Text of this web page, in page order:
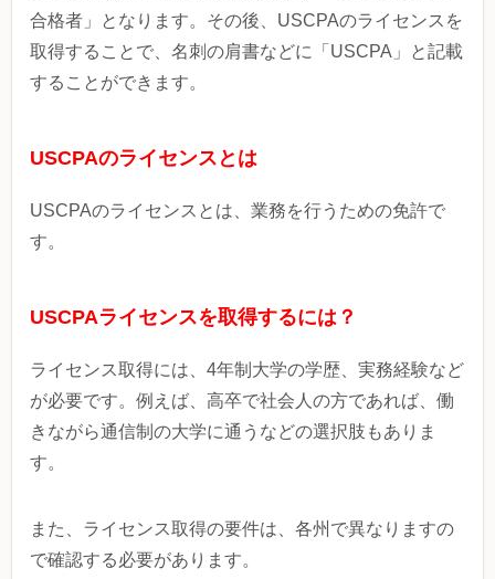
合格者」となります。その後、USCPAのライセンスを
取得することで、名刺の肩書などに「USCPA」と記載
することができます。
USCPAのライセンスとは
USCPAのライセンスとは、業務を行うための免許で
す。
USCPAライセンスを取得するには？
ライセンス取得には、4年制大学の学歴、実務経験など
が必要です。例えば、高卒で社会人の方であれば、働
きながら通信制の大学に通うなどの選択肢もありま
す。
また、ライセンス取得の要件は、各州で異なりますの
で確認する必要があります。